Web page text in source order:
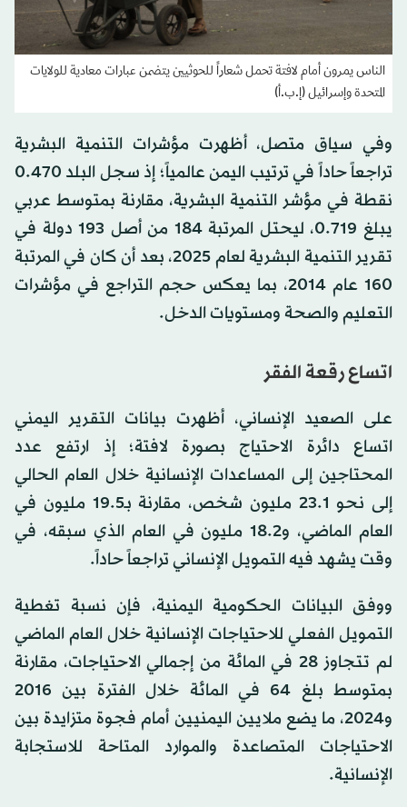
الناس يمرون أمام لافتة تحمل شعاراً للحوثيين يتضمن عبارات معادية للولايات
المتحدة وإسرائيل (إ.ب.أ)
وفي سياق متصل، أظهرت مؤشرات التنمية البشرية
تراجعاً حاداً في ترتيب اليمن عالمياً؛ إذ سجل البلد 0.470
نقطة في مؤشر التنمية البشرية، مقارنة بمتوسط عربي
يبلغ 0.719، ليحتل المرتبة 184 من أصل 193 دولة في
تقرير التنمية البشرية لعام 2025، بعد أن كان في المرتبة
160 عام 2014، بما يعكس حجم التراجع في مؤشرات
التعليم والصحة ومستويات الدخل.
اتساع رقعة الفقر
على الصعيد الإنساني، أظهرت بيانات التقرير اليمني
اتساع دائرة الاحتياج بصورة لافتة؛ إذ ارتفع عدد
المحتاجين إلى المساعدات الإنسانية خلال العام الحالي
إلى نحو 23.1 مليون شخص، مقارنة بـ19.5 مليون في
العام الماضي، و18.2 مليون في العام الذي سبقه، في
وقت يشهد فيه التمويل الإنساني تراجعاً حاداً.
ووفق البيانات الحكومية اليمنية، فإن نسبة تغطية
التمويل الفعلي للاحتياجات الإنسانية خلال العام الماضي
لم تتجاوز 28 في المائة من إجمالي الاحتياجات، مقارنة
بمتوسط بلغ 64 في المائة خلال الفترة بين 2016
و2024، ما يضع ملايين اليمنيين أمام فجوة متزايدة بين
الاحتياجات المتصاعدة والموارد المتاحة للاستجابة
الإنسانية.